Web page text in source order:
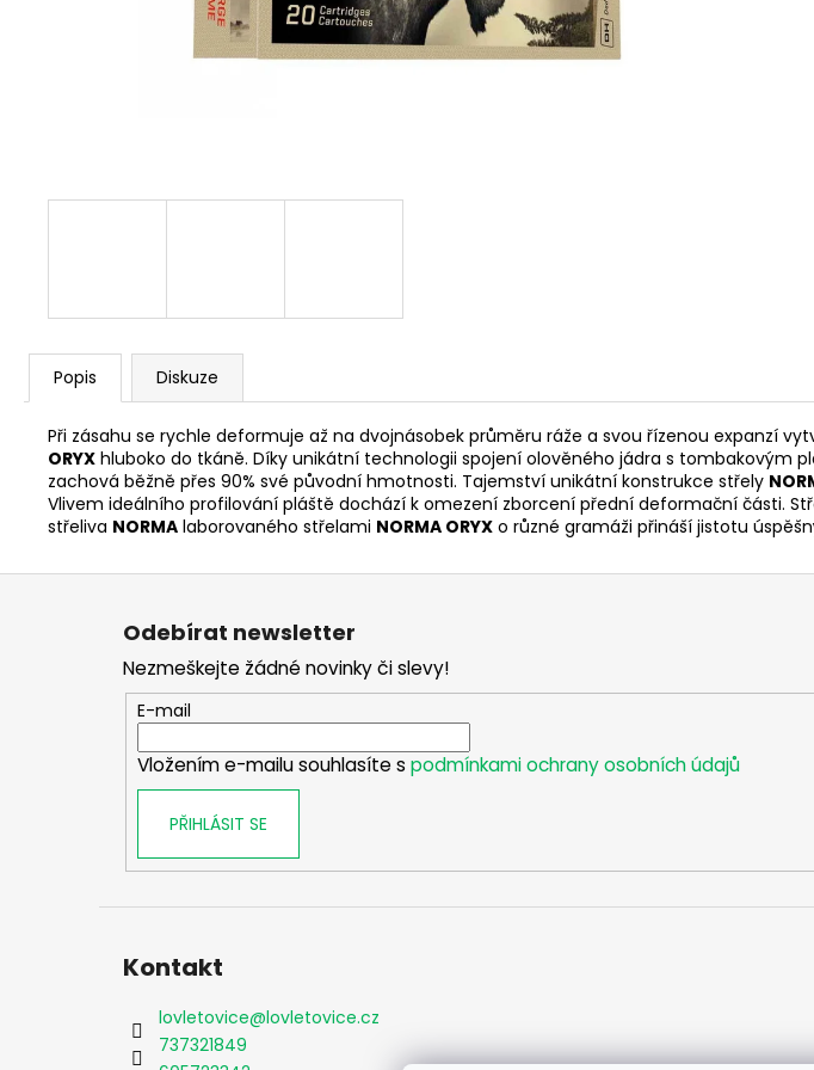
Popis Diskuze
Při zásahu se rychle deformuje až na dvojnásobek průměru ráže a svou řízenou expanzí
ORYX hluboko do tkáně. Díky unikátní technologii spojení olověného jádra s
zachová běžně přes 90% své původní hmotnosti. Tajemství unikátní konstrukce střely
Vlivem ideálního profilování pláště dochází k omezení zborcení přední deformační části.
střeliva NORMA laborovaného střelami NORMA ORYX o různé gramáži přináší jistotu
S&B 6MM FLOBERT ME COURT
/KULIČKA/ 1,05 G - 100KS
449 Kč
RWS 6MM FLOBERT ŠPIČKA -
1 180 Kč
Z
Odebírat newsletter
Nezmeškejte žádné novinky či slevy!
E-mail
Vložením e-mailu souhlasíte s podmínkami ochrany osobních údajů
PŘIHLÁSIT SE
Kontakt
lovletovice@lovletovice.cz
737321849